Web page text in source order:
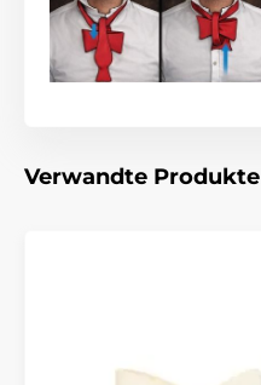
Verwandte Produkte